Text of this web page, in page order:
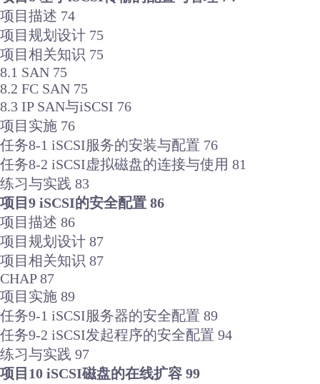
项目描述 74
项目规划设计 75
项目相关知识 75
8.1 SAN 75
8.2 FC SAN 75
8.3 IP SAN与iSCSI 76
项目实施 76
任务8-1 iSCSI服务的安装与配置 76
任务8-2 iSCSI虚拟磁盘的连接与使用 81
练习与实践 83
项目9 iSCSI的安全配置 86
项目描述 86
项目规划设计 87
项目相关知识 87
CHAP 87
项目实施 89
任务9-1 iSCSI服务器的安全配置 89
任务9-2 iSCSI发起程序的安全配置 94
练习与实践 97
项目10 iSCSI磁盘的在线扩容 99